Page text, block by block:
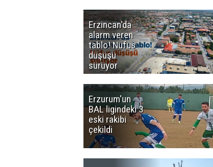
Erzincan'da
alarm veren
tablo! Nüfus
düşüşü
sürüyor
Erzurum'un
BAL ligindeki 3
eski rakibi
çekildi